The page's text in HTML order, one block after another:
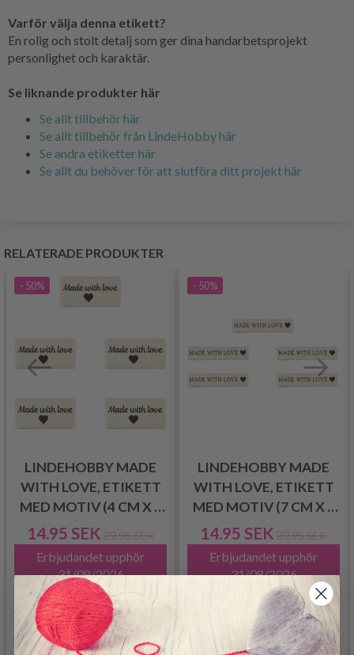
Varför välja denna etikett?
En rolig och stolt detalj som ger dina handarbetsprojekt
personlighet och karaktär.
Se liknande produkter här
Se allt tillbehör här
Se allt tillbehör från LindeHobby här
Se andra etiketter här
Se allt du behöver för att slutföra ditt projekt här
RELATERADE PRODUKTER
- 50%
LINDEHOBBY MADE
WITH LOVE, ETIKETT
MED MOTIV (4 CM X 2
CM), 5 ST
14.95 SEK 29.95 SEK
Erbjudandet upphör
31/08/2026
Lägg till varukorgen
- 50%
LINDEHOBBY MADE
WITH LOVE, ETIKETT
MED MOTIV (7 CM X 1
CM), 5 ST
14.95 SEK 29.95 SEK
Erbjudandet upphör
31/08/2026
Lägg till varukorgen